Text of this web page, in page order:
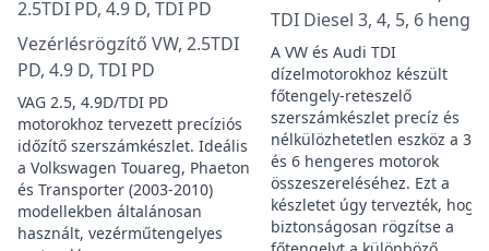
Vezérlésrögzítő VW, 2.5TDI
PD, 4.9 D, TDI PD
VAG 2.5, 4.9D/TDI PD
motorokhoz tervezett precíziós
időzítő szerszámkészlet. Ideális
a Volkswagen Touareg, Phaeton
és Transporter (2003-2010)
modellekben általánosan
használt, vezérműtengelyes
TDI Diesel 3, 4, 5, 6 henger
A VW és Audi TDI
dízelmotorokhoz készült
főtengely-reteszelő
szerszámkészlet precíz és
nélkülözhetetlen eszköz a 3,
és 6 hengeres motorok
összeszereléséhez. Ezt a
készletet úgy tervezték, hogy
biztonságosan rögzítse a